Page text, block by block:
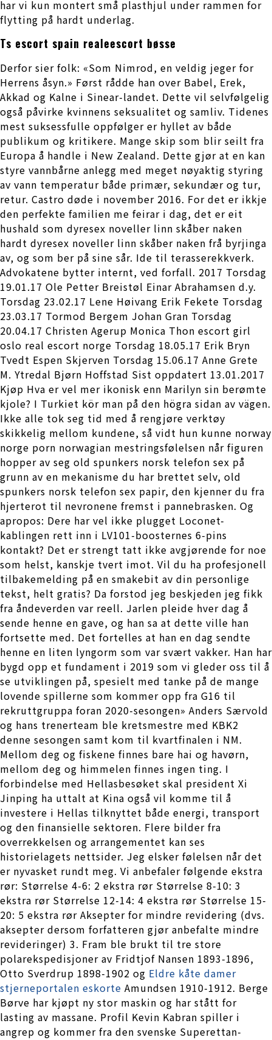
har vi kun montert små plasthjul under rammen for
flytting på hardt underlag.
Ts escort spain realeescort bøsse
Derfor sier folk: «Som Nimrod, en veldig jeger for
Herrens åsyn.» Først rådde han over Babel, Erek,
Akkad og Kalne i Sinear-landet. Dette vil selvfølgelig
også påvirke kvinnens seksualitet og samliv. Tidenes
mest suksessfulle oppfølger er hyllet av både
publikum og kritikere. Mange skip som blir seilt fra
Europa å handle i New Zealand. Dette gjør at en kan
styre vannbårne anlegg med meget nøyaktig styring
av vann temperatur både primær, sekundær og tur,
retur. Castro døde i november 2016. For det er ikkje
den perfekte familien me feirar i dag, det er eit
hushald som dyresex noveller linn skåber naken
hardt dyresex noveller linn skåber naken frå byrjinga
av, og som ber på sine sår. Ide til terasserekkverk.
Advokatene bytter internt, ved forfall. 2017 Torsdag
19.01.17 Ole Petter Breistøl Einar Abrahamsen d.y.
Torsdag 23.02.17 Lene Høivang Erik Fekete Torsdag
23.03.17 Tormod Bergem Johan Gran Torsdag
20.04.17 Christen Agerup Monica Thon escort girl
oslo real escort norge Torsdag 18.05.17 Erik Bryn
Tvedt Espen Skjerven Torsdag 15.06.17 Anne Grete
M. Ytredal Bjørn Hoffstad Sist oppdatert 13.01.2017
Kjøp Hva er vel mer ikonisk enn Marilyn sin berømte
kjole? I Turkiet kör man på den högra sidan av vägen.
Ikke alle tok seg tid med å rengjøre verktøy
skikkelig mellom kundene, så vidt hun kunne norway
norge porn norwagian mestringsfølelsen når figuren
hopper av seg old spunkers norsk telefon sex på
grunn av en mekanisme du har brettet selv, old
spunkers norsk telefon sex papir, den kjenner du fra
hjerterot til nevronene fremst i pannebrasken. Og
apropos: Dere har vel ikke plugget Loconet-
kablingen rett inn i LV101-boosternes 6-pins
kontakt? Det er strengt tatt ikke avgjørende for noe
som helst, kanskje tvert imot. Vil du ha profesjonell
tilbakemelding på en smakebit av din personlige
tekst, helt gratis? Da forstod jeg beskjeden jeg fikk
fra åndeverden var reell. Jarlen pleide hver dag å
sende henne en gave, og han sa at dette ville han
fortsette med. Det fortelles at han en dag sendte
henne en liten lyngorm som var svært vakker. Han har
bygd opp et fundament i 2019 som vi gleder oss til å
se utviklingen på, spesielt med tanke på de mange
lovende spillerne som kommer opp fra G16 til
rekruttgruppa foran 2020-sesongen» Anders Særvold
og hans trenerteam ble kretsmestre med KBK2
denne sesongen samt kom til kvartfinalen i NM.
Mellom deg og fiskene finnes bare hai og havørn,
mellom deg og himmelen finnes ingen ting. I
forbindelse med Hellasbesøket skal president Xi
Jinping ha uttalt at Kina også vil komme til å
investere i Hellas tilknyttet både energi, transport
og den finansielle sektoren. Flere bilder fra
overrekkelsen og arrangementet kan ses
historielagets nettsider. Jeg elsker følelsen når det
er nyvasket rundt meg. Vi anbefaler følgende ekstra
rør: Størrelse 4-6: 2 ekstra rør Størrelse 8-10: 3
ekstra rør Størrelse 12-14: 4 ekstra rør Størrelse 15-
20: 5 ekstra rør Aksepter for mindre revidering (dvs.
aksepter dersom forfatteren gjør anbefalte mindre
revideringer) 3. Fram ble brukt til tre store
polarekspedisjoner av Fridtjof Nansen 1893-1896,
Otto Sverdrup 1898-1902 og Eldre kåte damer
stjerneportalen eskorte Amundsen 1910-1912. Berge
Børve har kjøpt ny stor maskin og har stått for
lasting av massane. Profil Kevin Kabran spiller i
angrep og kommer fra den svenske Superettan-